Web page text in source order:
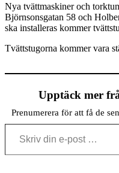
Nya tvättmaskiner och
Björnsonsgatan 58 och
ska installeras kommer
Tvättstugorna kommer vara
Upptäck mer
Prenumerera för att få de
Skriv din e-post …